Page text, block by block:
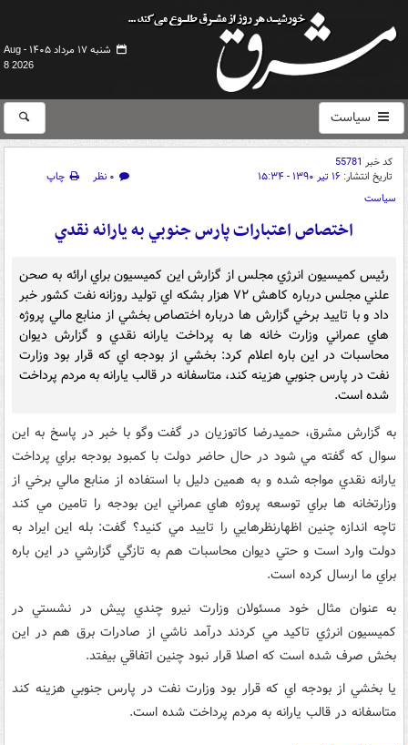
شنبه ۱۷ مرداد ۱۴۰۵ -
Aug
8 2026
سیاست
کد خبر 55781
تاریخ انتشار: ۱۶ تیر ۱۳۹۰ - ۱۵:۳۴ ۰ نظر
چاپ
سیاست
اختصاص اعتبارات پارس جنوبي به يارانه نقدي
رئيس کميسيون انرژي مجلس از گزارش اين کميسيون براي ارائه به صحن
علني مجلس درباره کاهش ۷۲ هزار بشکه اي توليد روزانه نفت کشور خبر
داد و با تاييد برخي گزارش ها درباره اختصاص بخشي از منابع مالي پروژه
هاي عمراني وزارت خانه ها به پرداخت يارانه نقدي و گزارش ديوان
محاسبات در اين باره اعلام کرد: بخشي از بودجه اي که قرار بود وزارت
نفت در پارس جنوبي هزينه کند، متاسفانه در قالب يارانه به مردم پرداخت
شده است.
به گزارش مشرق، حميدرضا کاتوزيان در گفت وگو با خبر در پاسخ به اين
سوال که گفته مي شود در حال حاضر دولت با کمبود بودجه براي پرداخت
يارانه نقدي مواجه شده و به همين دليل با استفاده از منابع مالي برخي از
وزارتخانه ها براي توسعه پروژه هاي عمراني اين بودجه را تامين مي کند
تاچه اندازه چنين اظهارنظرهايي را تاييد مي کنيد؟ گفت: بله اين ايراد به
دولت وارد است و حتي ديوان محاسبات هم به تازگي گزارشي در اين باره
براي ما ارسال کرده است.
به عنوان مثال خود مسئولان وزارت نيرو چندي پيش در نشستي در
کميسيون انرژي تاکيد مي کردند درآمد ناشي از صادرات برق هم در اين
بخش صرف شده است که اصلا قرار نبود چنين اتفاقي بيفتد.
يا بخشي از بودجه اي که قرار بود وزارت نفت در پارس جنوبي هزينه کند
متاسفانه در قالب يارانه به مردم پرداخت شده است.